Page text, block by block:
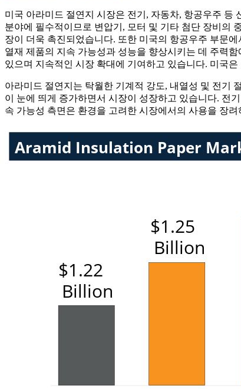
미국 아라미드 절연지 시장은 전기, 자동차, 항공우주 등
분야에 필수적이므로 변압기, 모터 및 기타 첨단 장비의
장이 더욱 촉진되었습니다. 또한 미국의 항공우주 부문
열재 제품의 지속 가능성과 성능을 향상시키는 데 주력
있으며 지속적인 시장 확대에 기여하고 있습니다. 미국
아라미드 절연지는 탁월한 기계적 강도, 내열성 및 전기
이 눈에 띄게 증가하면서 시장이 성장하고 있습니다. 전
속 가능성 측면은 환경을 고려한 시장에서의 사용을 장